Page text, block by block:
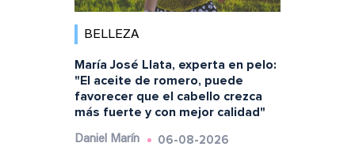
BELLEZA
María José Llata, experta en pelo:
"El aceite de romero, puede
favorecer que el cabello crezca
más fuerte y con mejor calidad"
Daniel Marín 06-08-2026